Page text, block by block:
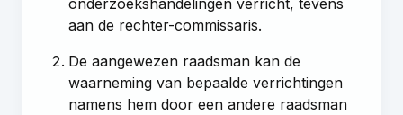
aan de rechter-commissaris.
De aangewezen raadsman kan de
waarneming van bepaalde verrichtingen
namens hem door een andere raadsman